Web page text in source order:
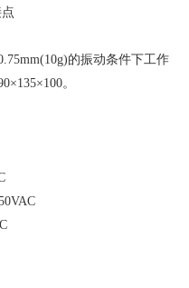
的振动条件下工作
。